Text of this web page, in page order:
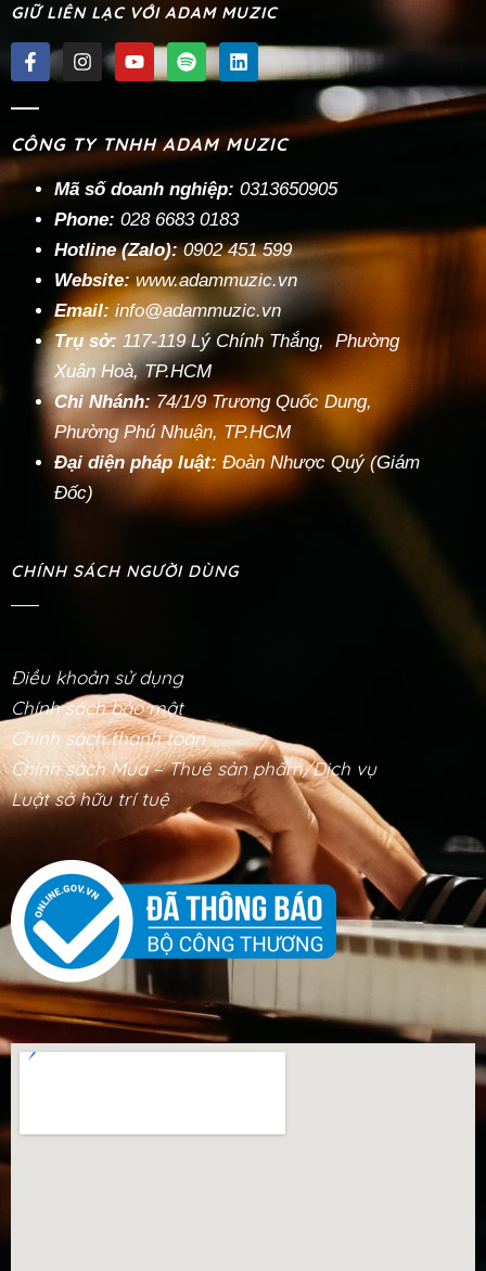
Nhạc Hip Hop – P2
« Trước 1 2 3 … 5 Tiếp »
GIỮ LIÊN LẠC VỚI ADAM MUZIC
CÔNG TY TNHH ADAM MUZIC
Mã số doanh nghiệp: 0313650905
Phone: 028 6683 0183
Hotline (Zalo):0902 451 599
Website:www.adammuzic.vn
Email:info@adammuzic.vn
Trụ sở: 117-119 Lý Chính Thắng, Phường
Xuân Hoà, TP.HCM
Chi Nhánh:74/1/9 Trương Quốc Dung,
Phường Phú Nhuận, TP.HCM
Đại diện pháp luật: Đoàn Nhược Quý (Giám
Đốc)
CHÍNH SÁCH NGƯỜI DÙNG
Điều khoản sử dụng
Chính sách bảo mật
Chính sách thanh toán
Chính sách Mua – Thuê sản phẩm/Dịch vụ
Luật sở hữu trí tuệ